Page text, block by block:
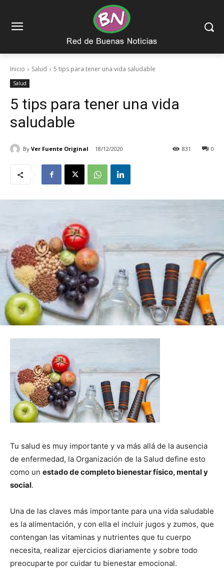
Inicio Salud 5 tips para tener una vida saludable
Salud
5 tips para tener una vida
saludable
By Ver Fuente Original 18/12/2020 0
831
Tu salud es muy importante y va más allá de la ausencia
de enfermedad, la Organización de la Salud define esto
como un estado de completo bienestar físico, mental y
social.
Una de las claves más importante para una vida saludable
es la alimentación, y con ella el incluir jugos y zumos, que
contengan las vitaminas y nutrientes que tu cuerpo
necesita, realizar ejercicios diariamente y sobre todo
preocuparte por cuidar tu bienestar emocional.